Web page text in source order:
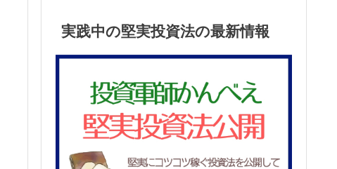
実践中の堅実投資法の最新情報